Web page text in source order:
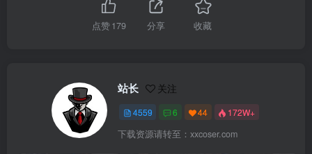
点赞179 分享 收藏
站长 关注
4559 6 44 172W+
下载资源请转至：xxcoser.com